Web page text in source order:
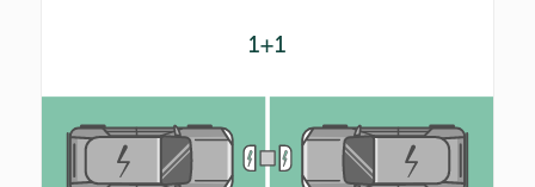
1+1